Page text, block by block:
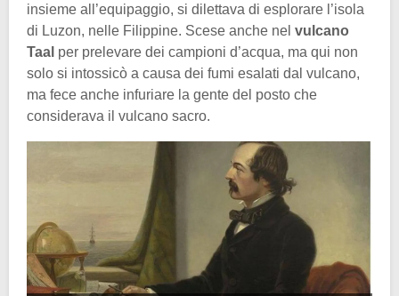
insieme all’equipaggio, si dilettava di esplorare l’isola
di Luzon, nelle Filippine. Scese anche nel vulcano
Taal per prelevare dei campioni d’acqua, ma qui non
solo si intossicò a causa dei fumi esalati dal vulcano,
ma fece anche infuriare la gente del posto che
considerava il vulcano sacro.